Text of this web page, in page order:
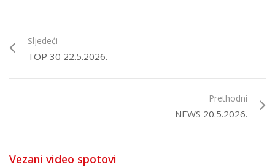
Sljedeći
TOP 30 22.5.2026.
Prethodni
NEWS 20.5.2026.
Vezani video spotovi